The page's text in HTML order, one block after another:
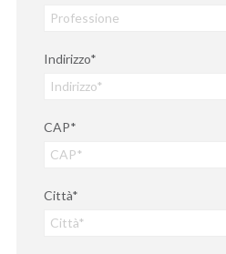
Indirizzo*
CAP*
Città*